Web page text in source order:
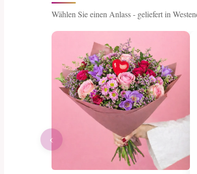
Wählen Sie einen Anlass - geliefert in
‹